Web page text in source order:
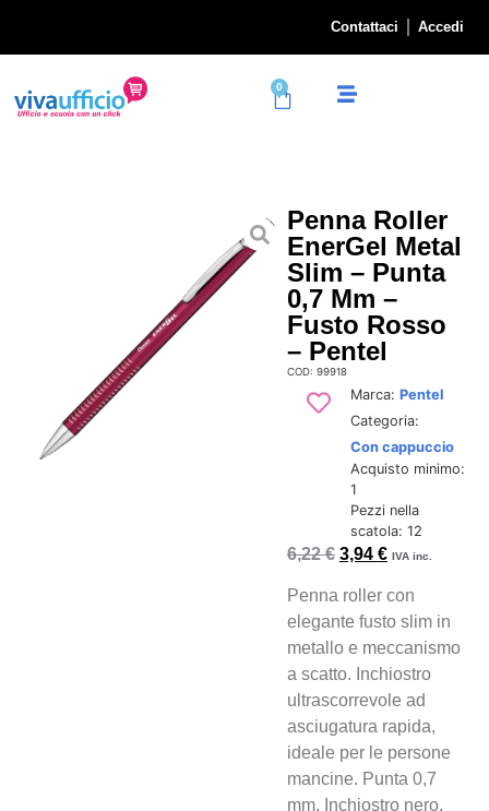
Contattaci Accedi
0
Penna Roller
EnerGel Metal
Slim – Punta
0,7 Mm –
Fusto Rosso
– Pentel
COD: 99918
Marca: Pentel
Categoria:
Con cappuccio
Acquisto minimo:
1
Pezzi nella
scatola: 12
6,22€ 3,94 € IVA inc.
Penna roller con
elegante fusto slim in
metallo e meccanismo
a scatto. Inchiostro
ultrascorrevole ad
asciugatura rapida,
ideale per le persone
mancine. Punta 0,7
mm. Inchiostro nero.